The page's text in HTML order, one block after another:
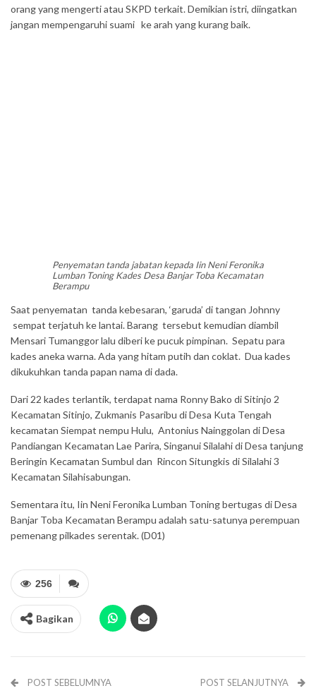
orang yang mengerti atau SKPD terkait. Demikian istri, diingatkan
jangan mempengaruhi suami ke arah yang kurang baik.
Penyematan tanda jabatan kepada Iin Neni Feronika
Lumban Toning Kades Desa Banjar Toba Kecamatan
Berampu
Saat penyematan tanda kebesaran, ‘garuda’ di tangan Johnny
sempat terjatuh ke lantai. Barang tersebut kemudian diambil
Mensari Tumanggor lalu diberi ke pucuk pimpinan. Sepatu para
kades aneka warna. Ada yang hitam putih dan coklat. Dua kades
dikukuhkan tanda papan nama di dada.
Dari 22 kades terlantik, terdapat nama Ronny Bako di Sitinjo 2
Kecamatan Sitinjo, Zukmanis Pasaribu di Desa Kuta Tengah
kecamatan Siempat nempu Hulu, Antonius Nainggolan di Desa
Pandiangan Kecamatan Lae Parira, Singanui Silalahi di Desa tanjung
Beringin Kecamatan Sumbul dan Rincon Situngkis di Silalahi 3
Kecamatan Silahisabungan.
Sementara itu, Iin Neni Feronika Lumban Toning bertugas di Desa
Banjar Toba Kecamatan Berampu adalah satu-satunya perempuan
pemenang pilkades serentak. (D01)
256
Bagikan
POST SEBELUMNYA POST SELANJUTNYA